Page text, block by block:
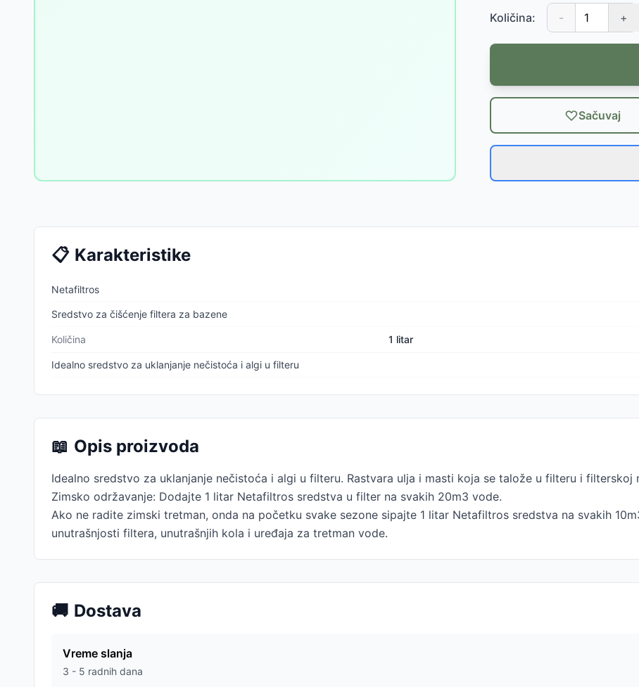
Količina: - +
Sačuvaj
📋 Karakteristike
Netafiltros
Sredstvo za čišćenje filtera za bazene
Količina 1 litar
Idealno sredstvo za uklanjanje nečistoća i algi u filteru
📖 Opis proizvoda
Idealno sredstvo za uklanjanje nečistoća i algi u filteru. Rastvara ulja i masti koja se talože u filteru i filterskoj
Zimsko održavanje: Dodajte 1 litar Netafiltros sredstva u filter na svakih 20m3 vode.
Ako ne radite zimski tretman, onda na početku svake sezone sipajte 1 litar Netafiltros sredstva na svakih
unutrašnjosti filtera, unutrašnjih kola i uređaja za tretman vode.
🚚 Dostava
Vreme slanja
3 - 5 radnih dana